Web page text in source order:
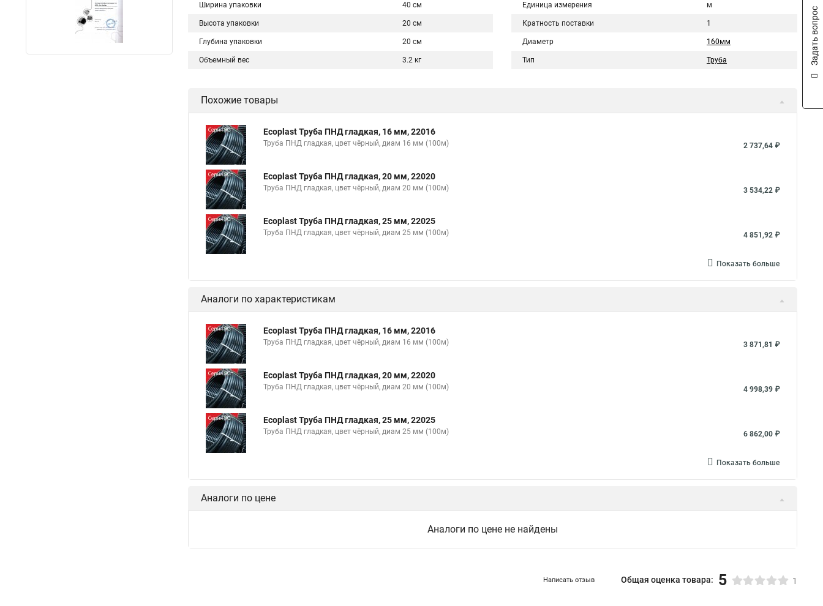
Ширина упаковки 40 см
Высота упаковки 20 см
Глубина упаковки 20 см
Объемный вес 3.2 кг
Единица измерения м
Кратность поставки 1
Диаметр 160мм
Тип Труба
Похожие товары
Ecoplast Труба ПНД гладкая, 16 мм, 22016
Труба ПНД гладкая, цвет чёрный, диам 16 мм (100м) 2 737,64 ₽
Ecoplast Труба ПНД гладкая, 20 мм, 22020
Труба ПНД гладкая, цвет чёрный, диам 20 мм (100м) 3 534,22 ₽
Ecoplast Труба ПНД гладкая, 25 мм, 22025
Труба ПНД гладкая, цвет чёрный, диам 25 мм (100м) 4 851,92 ₽
Показать больше
Аналоги по характеристикам
Ecoplast Труба ПНД гладкая, 16 мм, 22016
Труба ПНД гладкая, цвет чёрный, диам 16 мм (100м) 3 871,81 ₽
Ecoplast Труба ПНД гладкая, 20 мм, 22020
Труба ПНД гладкая, цвет чёрный, диам 20 мм (100м) 4 998,39 ₽
Ecoplast Труба ПНД гладкая, 25 мм, 22025
Труба ПНД гладкая, цвет чёрный, диам 25 мм (100м) 6 862,00 ₽
Показать больше
Аналоги по цене
Аналоги по цене не найдены
Написать отзыв Общая оценка товара: 5 1
Задать вопрос